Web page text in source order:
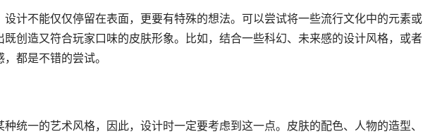
计不能仅仅停留在表面，更要有特殊的想法。可以尝试将一些流行文化中的元素或
创造又符合玩家口味的皮肤形象。比如，结合一些科幻、未来感的设计风格，或者
都是不错的尝试。
统一的艺术风格，因此，设计时一定要考虑到这一点。皮肤的配色、人物的造型、